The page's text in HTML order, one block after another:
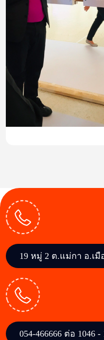
19 หมู่ 2 ต.แม่กา อ.เมื
054-466666 ต่อ 1046 -